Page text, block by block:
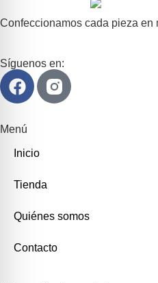
Confeccionamos cada pieza en
Síguenos en:
Menú
Inicio
Tienda
Quiénes somos
Contacto